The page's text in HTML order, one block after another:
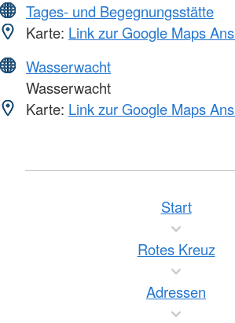
Tages- und Begegnungsstätte
Karte: Link zur Google Maps
Wasserwacht
Wasserwacht
Karte: Link zur Google Maps
Start
Rotes Kreuz
Adressen